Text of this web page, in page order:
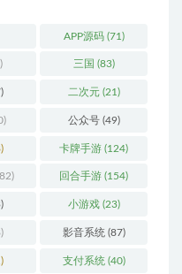
APP源码(71)
三国 (83)
二次元(21)
公众号(49)
卡牌手游 (124)
回合手游 (154)
小游戏(23)
影音系统 (87)
支付系统 (40)